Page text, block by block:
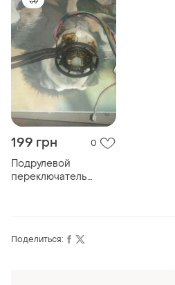
199 грн 0
Подрулевой
переключатель
Поделиться: